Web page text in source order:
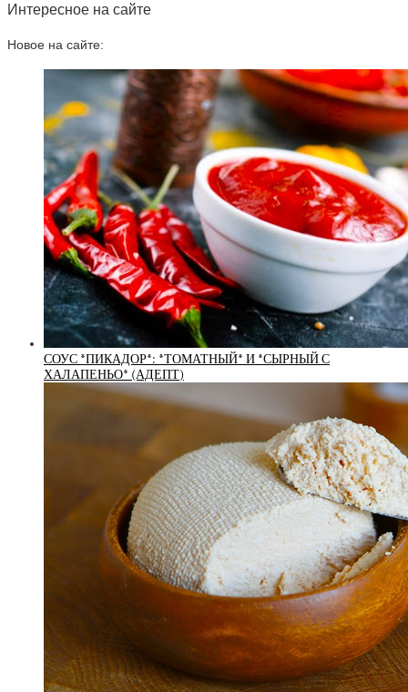
Интересное на сайте
Новое на сайте:
СОУС *ПИКАДОР*: *ТОМАТНЫЙ* И *СЫРНЫЙ С
ХАЛАПЕНЬО* (АДЕПТ)